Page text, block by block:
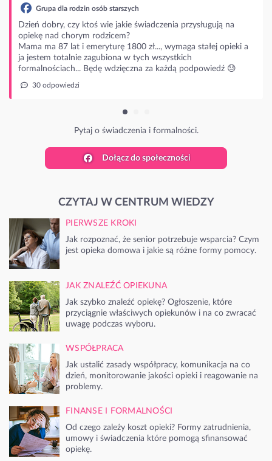
świadczenia przysługują na
zł..., wymaga stałej opieki a
tych wszystkich
za każdą podpowiedź 😓
Dołącz do społeczności
CZYTAJ W CENTRUM WIEDZY
PIERWSZE KROKI
Jak rozpoznać, że senior potrzebuje wsparcia? Czym
jest opieka domowa i jakie są różne formy pomocy.
JAK ZNALEŹĆ OPIEKUNA
Jak szybko znaleźć opiekę? Ogłoszenie, które
przyciągnie właściwych opiekunów i na co zwracać
uwagę podczas wyboru.
WSPÓŁPRACA
Jak ustalić zasady współpracy, komunikacja na co
dzień, monitorowanie jakości opieki i reagowanie na
problemy.
FINANSE I FORMALNOŚCI
Od czego zależy koszt opieki? Formy zatrudnienia,
umowy i świadczenia które pomogą sfinansować
opiekę.